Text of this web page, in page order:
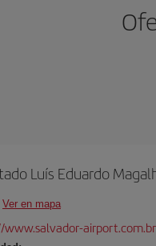
Luís Eduardo
Ver en mapa